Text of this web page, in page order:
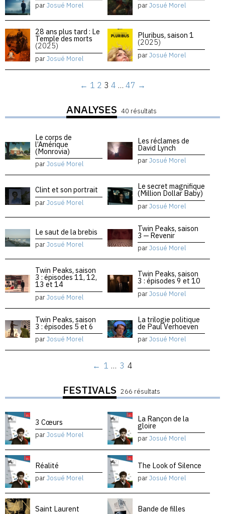
parJosué Morel parJosué Morel
28 ans plus tard : Le
Temple des morts
(2025)
parJosué Morel
Pluribus, saison 1
(2025)
parJosué Morel
← 1 2 3 4 … 47 →
ANALYSES 40 résultats
Le corps de
l’Amérique
(Monrovia)
parJosué Morel
Les réclames de
David Lynch
parJosué Morel
Clint et son portrait
parJosué Morel
Le secret magnifique
(Million Dollar Baby)
parJosué Morel
Le saut de la brebis
parJosué Morel
Twin Peaks, saison
3 — Revenir
parJosué Morel
Twin Peaks, saison
3 : épisodes 11, 12,
13 et 14
parJosué Morel
Twin Peaks, saison
3 : épisodes 9 et 10
parJosué Morel
Twin Peaks, saison
3 : épisodes 5 et 6
parJosué Morel
La trilogie politique
de Paul Verhoeven
parJosué Morel
← 1 … 3 4
FESTIVALS 266 résultats
3 Cœurs
parJosué Morel
La Rançon de la
gloire
parJosué Morel
Réalité
parJosué Morel
The Look of Silence
parJosué Morel
Saint Laurent Bande de filles